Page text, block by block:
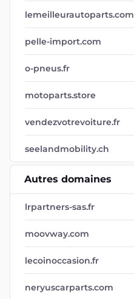
lemeilleurautoparts.com
pelle-import.com
o-pneus.fr
motoparts.store
vendezvotrevoiture.fr
seelandmobility.ch
Autres domaines
lrpartners-sas.fr
moovway.com
lecoinoccasion.fr
neryuscarparts.com